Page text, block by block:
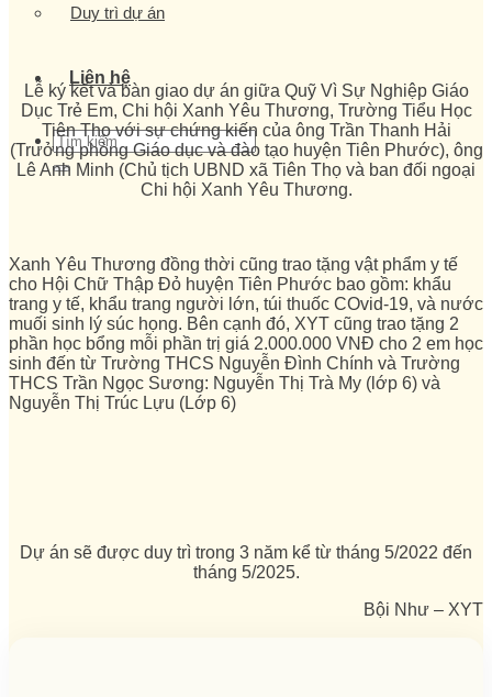
Duy trì dự án
Liên hệ
Lễ ký kết và bàn giao dự án giữa Quỹ Vì Sự Nghiệp Giáo
Dục Trẻ Em, Chi hội Xanh Yêu Thương, Trường Tiểu Học
Tiên Thọ với sự chứng kiến của ông Trần Thanh Hải
(Trưởng phòng Giáo dục và đào tạo huyện Tiên Phước), ông
Lê Anh Minh (Chủ tịch UBND xã Tiên Thọ và ban đối ngoại
Chi hội Xanh Yêu Thương.
Xanh Yêu Thương đồng thời cũng trao tặng vật phẩm y tế
cho Hội Chữ Thập Đỏ huyện Tiên Phước bao gồm: khẩu
trang y tế, khẩu trang người lớn, túi thuốc COvid-19, và nước
muối sinh lý súc họng. Bên cạnh đó, XYT cũng trao tặng 2
phần học bổng mỗi phần trị giá 2.000.000 VNĐ cho 2 em học
sinh đến từ Trường THCS Nguyễn Đình Chính và Trường
THCS Trần Ngọc Sương: Nguyễn Thị Trà My (lớp 6) và
Nguyễn Thị Trúc Lựu (Lớp 6)
Dự án sẽ được duy trì trong 3 năm kể từ tháng 5/2022 đến
tháng 5/2025.
Bội Như – XYT